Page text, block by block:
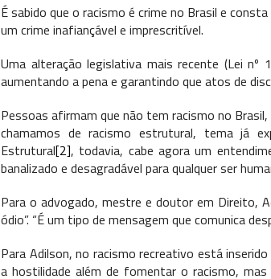
É sabido que o racismo é crime no Brasil e
um crime inafiançável e imprescritível.
Uma alteração legislativa mais recente (Lei nº
aumentando a pena e garantindo que atos de
Pessoas afirmam que não tem racismo no
chamamos de racismo estrutural, tema já
Estrutural[2], todavia, cabe agora um
banalizado e desagradável para qualquer ser
Para o advogado, mestre e doutor em Direito,
ódio”. “É um tipo de mensagem que comunica
Para Adilson, no racismo recreativo está
a hostilidade além de fomentar o racismo,